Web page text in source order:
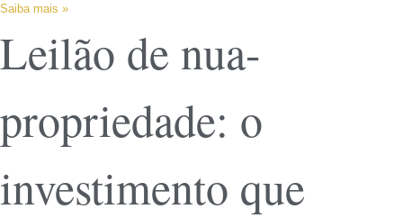
Saiba mais »
Leilão de nua-
propriedade: o
investimento que